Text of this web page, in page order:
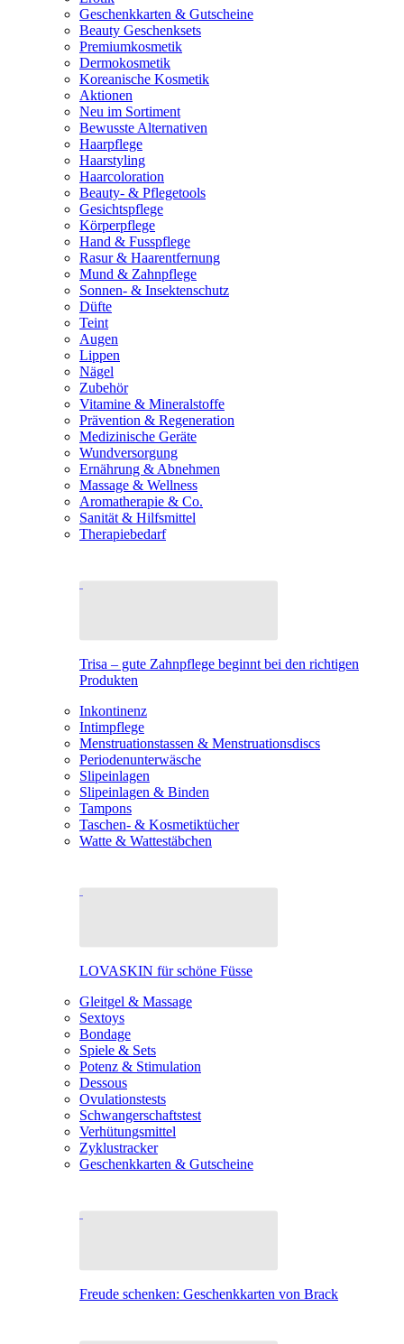
Geschenkkarten & Gutscheine
Beauty Geschenksets
Premiumkosmetik
Dermokosmetik
Koreanische Kosmetik
Aktionen
Neu im Sortiment
Bewusste Alternativen
Haarpflege
Haarstyling
Haarcoloration
Beauty- & Pflegetools
Gesichtspflege
Körperpflege
Hand & Fusspflege
Rasur & Haarentfernung
Mund & Zahnpflege
Sonnen- & Insektenschutz
Düfte
Teint
Augen
Lippen
Nägel
Zubehör
Vitamine & Mineralstoffe
Prävention & Regeneration
Medizinische Geräte
Wundversorgung
Ernährung & Abnehmen
Massage & Wellness
Aromatherapie & Co.
Sanität & Hilfsmittel
Therapiebedarf
Trisa – gute Zahnpflege beginnt bei den richtigen
Produkten
Inkontinenz
Intimpflege
Menstruationstassen & Menstruationsdiscs
Periodenunterwäsche
Slipeinlagen
Slipeinlagen & Binden
Tampons
Taschen- & Kosmetiktücher
Watte & Wattestäbchen
LOVASKIN für schöne Füsse
Gleitgel & Massage
Sextoys
Bondage
Spiele & Sets
Potenz & Stimulation
Dessous
Ovulationstests
Schwangerschaftstest
Verhütungsmittel
Zyklustracker
Geschenkkarten & Gutscheine
Freude schenken: Geschenkkarten von Brack